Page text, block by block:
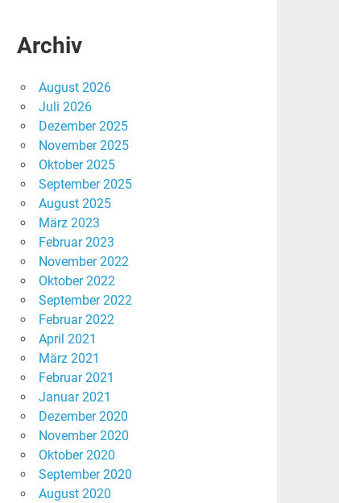
Archiv
August 2026
Juli 2026
Dezember 2025
November 2025
Oktober 2025
September 2025
August 2025
März 2023
Februar 2023
November 2022
Oktober 2022
September 2022
Februar 2022
April 2021
März 2021
Februar 2021
Januar 2021
Dezember 2020
November 2020
Oktober 2020
September 2020
August 2020